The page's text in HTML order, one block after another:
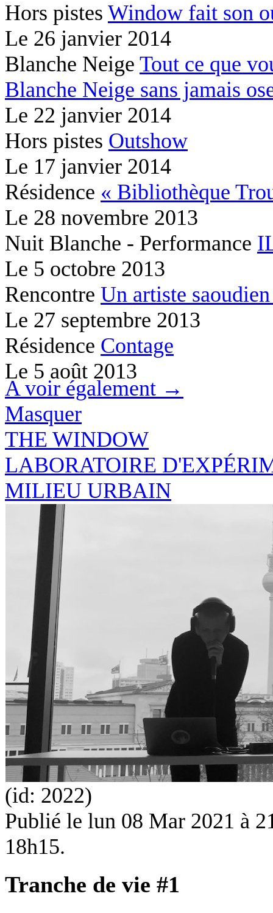
Hors pistes Window fait son
Le 26 janvier 2014
Blanche Neige Tout ce que
Blanche Neige sans jamais
Le 22 janvier 2014
Hors pistes Outshow
Le 17 janvier 2014
Résidence « Bibliothèque
Le 28 novembre 2013
Nuit Blanche - Performance
Le 5 octobre 2013
Rencontre Un artiste
Le 27 septembre 2013
Résidence Contage
Le 5 août 2013
A voir également →
Masquer
THE WINDOW
LABORATOIRE
MILIEU URBAIN
(id: 2022)
Publié le lun 08 Mar 2021 à
18h15.
Tranche de vie #1